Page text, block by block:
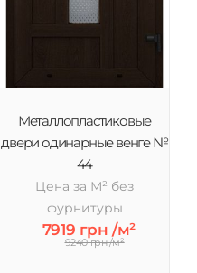
Металлопластиковые
двери одинарные венге №
44
Цена за М² без
фурнитуры
7919 грн /м²
9240 грн /м²